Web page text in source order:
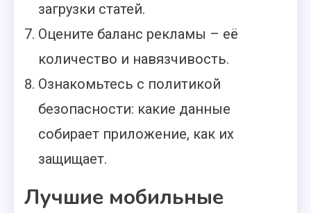
загрузки статей.
Оцените баланс рекламы – её
количество и навязчивость.
Ознакомьтесь с политикой
безопасности: какие данные
собирает приложение, как их
защищает.
Лучшие мобильные